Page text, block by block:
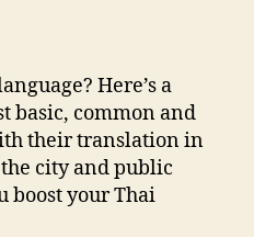
Here’s a
basic, common and
their translation in
city and public
boost your Thai